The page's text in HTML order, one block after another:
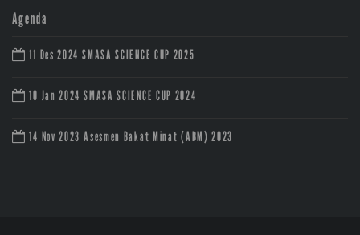
Agenda
11 Des 2024 SMASA SCIENCE CUP 2025
10 Jan 2024 SMASA SCIENCE CUP 2024
14 Nov 2023 Asesmen Bakat Minat (ABM) 2023